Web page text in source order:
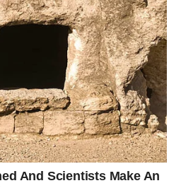
kaže da:
ciljeve
u životu
ostvare ono što žele, veoma